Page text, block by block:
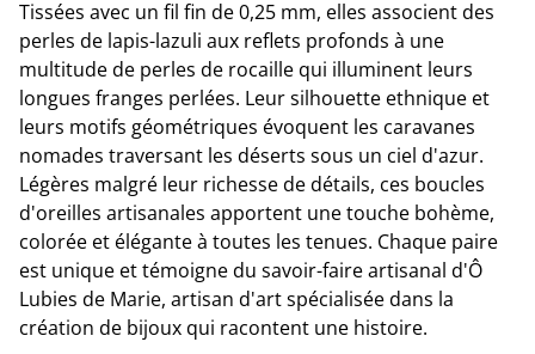
Tissées avec un fil fin de 0,25 mm, elles associent des
perles de lapis-lazuli aux reflets profonds à une
multitude de perles de rocaille qui illuminent leurs
longues franges perlées. Leur silhouette ethnique et
leurs motifs géométriques évoquent les caravanes
nomades traversant les déserts sous un ciel d'azur.
Légères malgré leur richesse de détails, ces boucles
d'oreilles artisanales apportent une touche bohème,
colorée et élégante à toutes les tenues. Chaque paire
est unique et témoigne du savoir-faire artisanal d'Ô
Lubies de Marie, artisan d'art spécialisée dans la
création de bijoux qui racontent une histoire.